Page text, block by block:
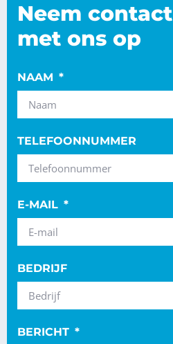
Neem contact
met ons op
NAAM
TELEFOONNUMMER
E-MAIL
BEDRIJF
BERICHT